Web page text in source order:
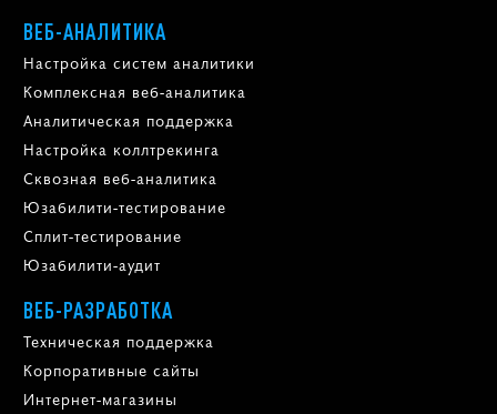
ВЕБ-АНАЛИТИКА
Настройка систем аналитики
Комплексная веб-аналитика
Аналитическая поддержка
Настройка коллтрекинга
Сквозная веб-аналитика
Юзабилити-тестирование
Сплит-тестирование
Юзабилити-аудит
ВЕБ-РАЗРАБОТКА
Техническая поддержка
Корпоративные сайты
Интернет-магазины